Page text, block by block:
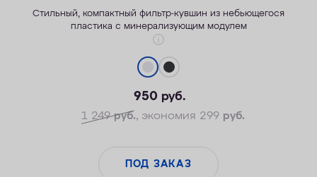
Стильный, компактный фильтр-кувшин из небьющегося
пластика с минерализующим модулем
950 руб.
1 249руб., экономия 299 руб.
ПОД ЗАКАЗ